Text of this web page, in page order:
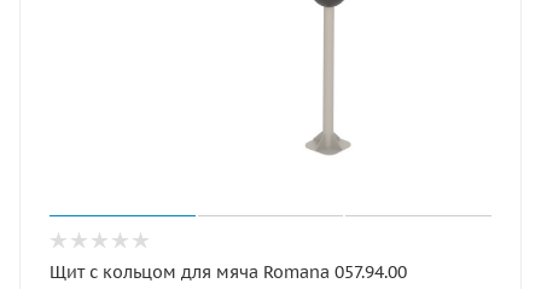
Щит с кольцом для мяча Romana 057.94.00